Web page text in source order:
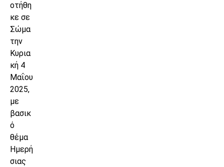
οτήθη
κε σε
Σώμα
την
Κυρια
κή 4
Μαΐου
2025,
με
βασικ
ό
θέμα
Ημερή
σιας